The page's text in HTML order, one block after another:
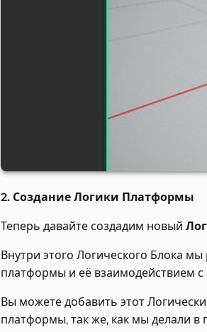
2. Создание Логики Платформы
Теперь давайте создадим новый
Внутри этого Логического Блока
платформы и её взаимодействием
Вы можете добавить этот
платформы, так же, как мы делали в